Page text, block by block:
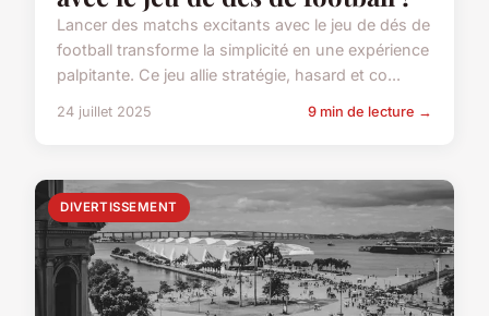
Lancer des matchs excitants avec le jeu de dés de
football transforme la simplicité en une expérience
palpitante. Ce jeu allie stratégie, hasard et co...
24 juillet 2025 9 min de lecture →
DIVERTISSEMENT